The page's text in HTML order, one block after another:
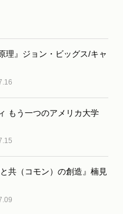
理』ジョン・ビッグス/キャ
もう一つのアメリカ大学
共（コモン）の創造』楠見